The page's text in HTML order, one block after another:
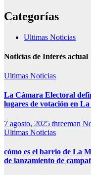
Categorías
Ultimas Noticias
Noticias de Interés actual
Ultimas Noticias
La Cámara Electoral
lugares de votación en
7 agosto, 2025 threeman
Ultimas Noticias
cómo es el barrio de La
de lanzamiento de